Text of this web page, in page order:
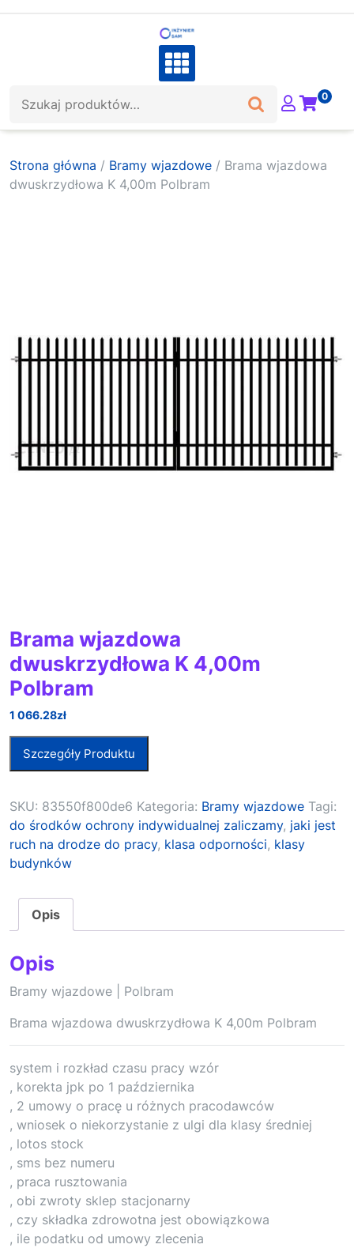
0
Strona główna / Bramy wjazdowe / Brama wjazdowa
dwuskrzydłowa K 4,00m Polbram
Brama wjazdowa
dwuskrzydłowa K 4,00m
Polbram
1 066.28zł
Szczegóły Produktu
SKU: 83550f800de6 Kategoria: Bramy wjazdowe Tagi:
do środków ochrony indywidualnej zaliczamy, jaki jest
ruch na drodze do pracy, klasa odporności, klasy
budynków
Opis
Opis
Bramy wjazdowe | Polbram
Brama wjazdowa dwuskrzydłowa K 4,00m Polbram
system i rozkład czasu pracy wzór
, korekta jpk po 1 października
, 2 umowy o pracę u różnych pracodawców
, wniosek o niekorzystanie z ulgi dla klasy średniej
, lotos stock
, sms bez numeru
, praca rusztowania
, obi zwroty sklep stacjonarny
, czy składka zdrowotna jest obowiązkowa
, ile podatku od umowy zlecenia